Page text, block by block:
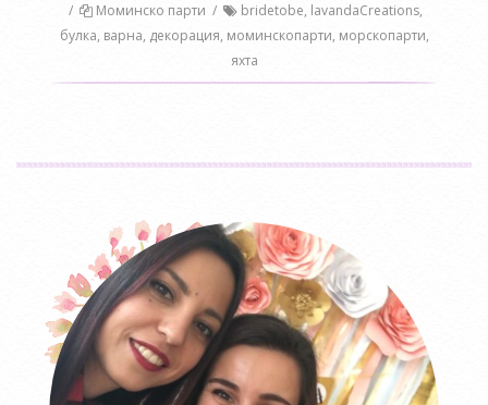
/
Моминско парти / bridetobe, lavandaCreations,
булка, варна, декорация, моминскопарти, морскопарти,
яхта